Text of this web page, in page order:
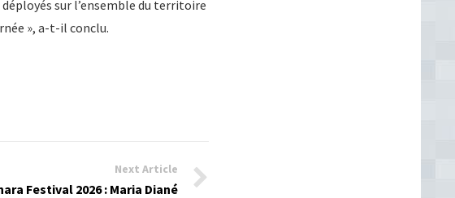
sur l’ensemble du territoire
», a-t-il conclu.
Next Article
Festival 2026 : Maria Diané